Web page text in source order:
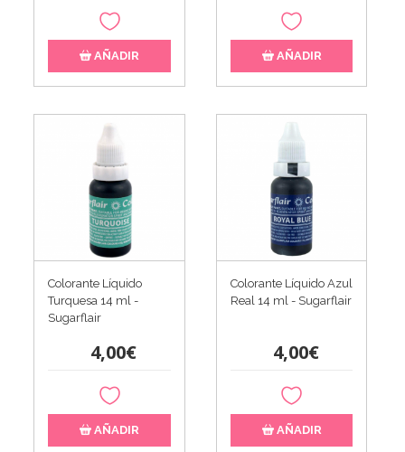
AÑADIR AÑADIR
Colorante Líquido
Turquesa 14 ml -
Sugarflair
4,00€
AÑADIR
Colorante Líquido Azul
Real 14 ml - Sugarflair
4,00€
AÑADIR